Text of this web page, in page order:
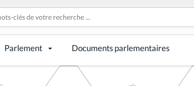
Parlement Documents parlementaires